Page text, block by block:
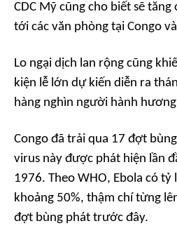
CDC Mỹ cũng cho biết sẽ
tới các văn phòng tại Congo
Lo ngại dịch lan rộng cũng
kiện lễ lớn dự kiến diễn ra
hàng nghìn người hành
Congo đã trải qua 17 đợt
virus này được phát hiện lần
1976. Theo WHO, Ebola có
khoảng 50%, thậm chí từng
đợt bùng phát trước đây.